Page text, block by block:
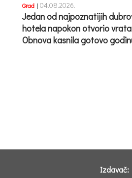
Grad | 04.08.2026.
Jedan od najpoznatijih
hotela napokon otvorio
Obnova kasnila gotovo
Izdavač: